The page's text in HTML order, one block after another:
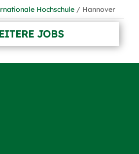
Hochschule / Hannover
JOBS